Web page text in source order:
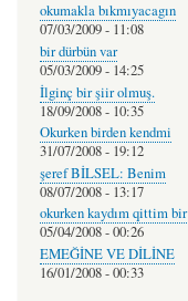
okumakla bıkmıyacagın
07/03/2009 - 11:08
bir dürbün var
05/03/2009 - 14:25
İlginç bir şiir olmuş.
18/09/2008 - 10:35
Okurken birden kendmi
31/07/2008 - 19:12
şeref BİLSEL: Benim
08/07/2008 - 13:17
okurken kaydım qittim bir
05/04/2008 - 00:26
EMEĞİNE VE DİLİNE
16/01/2008 - 00:33